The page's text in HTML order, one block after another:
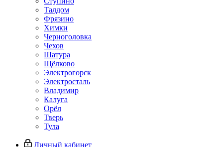
Талдом
Фрязино
Химки
Черноголовка
Чехов
Шатура
Щёлково
Электрогорск
Электросталь
Владимир
Калуга
Орёл
Тверь
Тула
Личный кабинет